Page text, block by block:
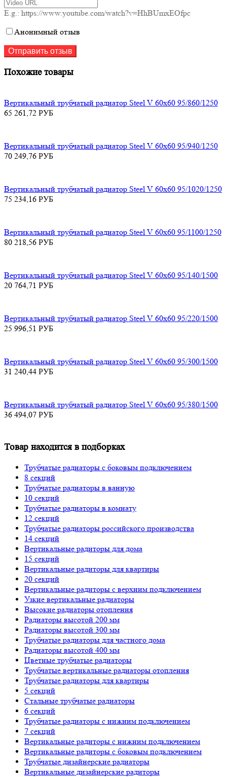
E.g.: https://www.youtube.com/watch?v=HhBUmxEOfpc
Анонимный отзыв
Похожие товары
Вертикальный трубчатый радиатор Steel V 60х60 95/860/1250
65 261,72 РУБ
Вертикальный трубчатый радиатор Steel V 60х60 95/940/1250
70 249,76 РУБ
Вертикальный трубчатый радиатор Steel V 60х60 95/1020/1250
75 234,16 РУБ
Вертикальный трубчатый радиатор Steel V 60х60 95/1100/1250
80 218,56 РУБ
Вертикальный трубчатый радиатор Steel V 60х60 95/140/1500
20 764,71 РУБ
Вертикальный трубчатый радиатор Steel V 60х60 95/220/1500
25 996,51 РУБ
Вертикальный трубчатый радиатор Steel V 60х60 95/300/1500
31 240,44 РУБ
Вертикальный трубчатый радиатор Steel V 60х60 95/380/1500
36 494,07 РУБ
Товар находится в подборках
Трубчатые радиаторы с боковым подключением
8 секций
Трубчатые радиаторы в ванную
10 секций
Трубчатые радиаторы в комнату
12 секций
Трубчатые радиаторы российского производства
14 секций
Вертикальные радиторы для дома
15 секций
Вертикальные радиторы для квартиры
20 секций
Вертикальные радиторы с верхним подключением
Узкие вертикальные радиаторы
Высокие радиаторы отопления
Радиаторы высотой 200 мм
Радиаторы высотой 300 мм
Трубчатые радиаторы для частного дома
Радиаторы высотой 400 мм
Цветные трубчатые радиаторы
Трубчатые вертикальные радиаторы отопления
Трубчатые радиаторы для квартиры
5 секций
Стальные трубчатые радиаторы
6 секций
Трубчатые радиаторы с нижним подключением
7 секций
Вертикальные радиторы с нижним подключением
Вертикальные радиторы с боковым подключением
Трубчатые дизайнерские радиаторы
Вертикальные дизайнерские радиторы